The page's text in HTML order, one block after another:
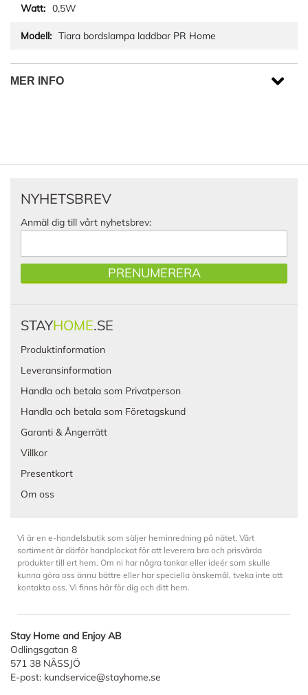
0,5W
Tiara bordslampa laddbar PR Home
MER INFO
NYHETSBREV
Anmäl dig till vårt nyhetsbrev:
PRENUMERERA
STAYHOME.SE
Produktinformation
Leveransinformation
Handla och betala som Privatperson
Handla och betala som Företagskund
Garanti & Ångerrätt
Villkor
Presentkort
Om oss
Vi är en e-handelsbutik som säljer heminredning på nätet. Vårt
sortiment är därför handplockat för att leverera bra och prisvärda
produkter till ert hem. Om ni har några tankar eller ideér som skulle
kunna göra oss ännu bättre eller har speciella önskemål, tveka inte att
kontakta oss. Vi finns här för dig och ditt hem.
Stay Home and Enjoy AB
Odlingsgatan 8
571 38 NÄSSJÖ
E-post: kundservice@stayhome.se